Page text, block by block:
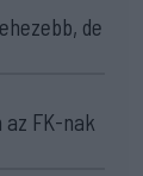
de
FK-nak